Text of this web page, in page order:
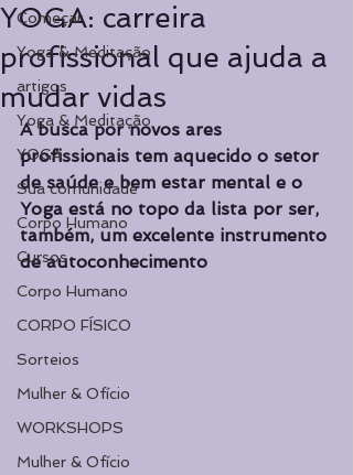
Começar
Yoga & Meditação
artigos
Yoga & Meditação
YOGA
Sua comunidade
Corpo Humano
Cursos
Corpo Humano
CORPO FÍSICO
Sorteios
Mulher & Ofício
WORKSHOPS
Mulher & Ofício
YOGA: carreira
profissional que ajuda a
mudar vidas
A busca por novos ares
profissionais tem aquecido o setor
de saúde e bem estar mental e o
Yoga está no topo da lista por ser,
também, um excelente instrumento
de autoconhecimento